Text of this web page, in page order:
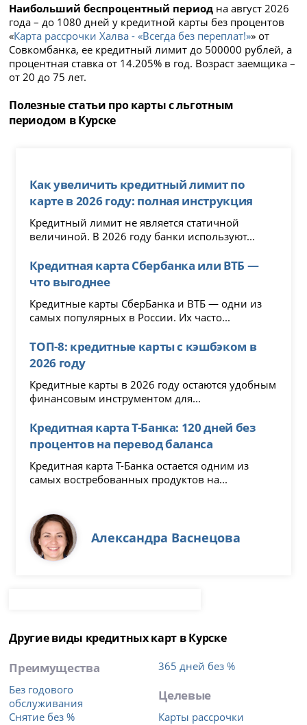
Наибольший беспроцентный период на август 2026
года – до 1080 дней у кредитной карты без процентов
«Карта рассрочки Халва - «Всегда без переплат!»» от
Совкомбанка, ее кредитный лимит до 500000 рублей, а
процентная ставка от 14.205% в год. Возраст заемщика –
от 20 до 75 лет.
Полезные статьи про карты с льготным
периодом в Курске
Как увеличить кредитный лимит по
карте в 2026 году: полная инструкция
Кредитный лимит не является статичной
величиной. В 2026 году банки используют...
Кредитная карта Сбербанка или ВТБ —
что выгоднее
Кредитные карты СберБанка и ВТБ — одни из
самых популярных в России. Их часто...
ТОП-8: кредитные карты с кэшбэком в
2026 году
Кредитные карты в 2026 году остаются удобным
финансовым инструментом для...
Кредитная карта Т-Банка: 120 дней без
процентов на перевод баланса
Кредитная карта Т-Банка остается одним из
самых востребованных продуктов на...
Александра Васнецова
Другие виды кредитных карт в Курске
Преимущества
Без годового
обслуживания
Снятие без %
365 дней без %
Целевые
Карты рассрочки